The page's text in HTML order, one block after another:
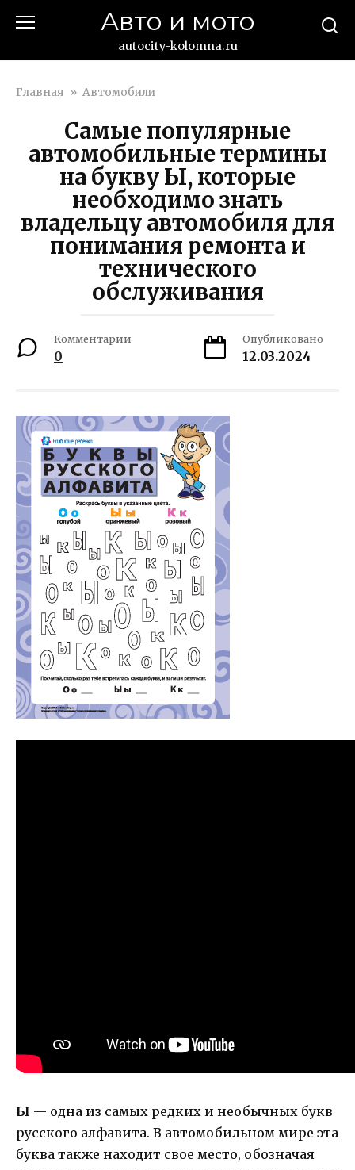
Авто и мото
autocity-kolomna.ru
Главная » Автомобили
Самые популярные
автомобильные термины
на букву Ы, которые
необходимо знать
владельцу автомобиля для
понимания ремонта и
технического
обслуживания
Комментарии
0
Опубликовано
12.03.2024
Ы — одна из самых редких и необычных букв
русского алфавита. В автомобильном мире эта
буква также находит свое место, обозначая